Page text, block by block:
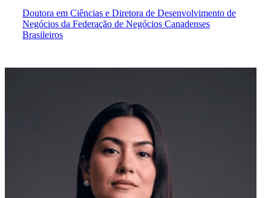
Doutora em Ciências e Diretora de Desenvolvimento de
Negócios da Federação de Negócios Canadenses
Brasileiros